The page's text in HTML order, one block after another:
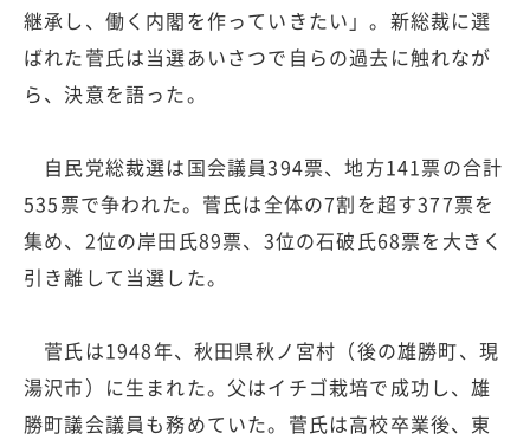
継承し、働く内閣を作っていきたい」。新総裁に選
ばれた菅氏は当選あいさつで自らの過去に触れなが
ら、決意を語った。
自民党総裁選は国会議員394票、地方141票の合計
535票で争われた。菅氏は全体の7割を超す377票を
集め、2位の岸田氏89票、3位の石破氏68票を大きく
引き離して当選した。
菅氏は1948年、秋田県秋ノ宮村（後の雄勝町、現
湯沢市）に生まれた。父はイチゴ栽培で成功し、雄
勝町議会議員も務めていた。菅氏は高校卒業後、東